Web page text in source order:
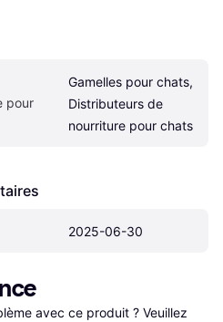
pour
Gamelles pour chats,
Distributeurs de
nourriture pour chats
2025-06-30
avec ce produit ? Veuillez